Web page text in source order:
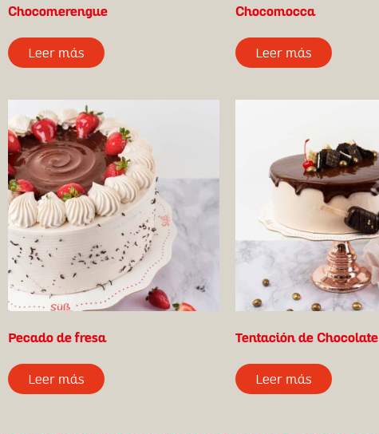
Chocomerengue
Leer más
Chocomocca
Leer más
Pecado de fresa
Leer más
Tentación de Chocolate
Leer más